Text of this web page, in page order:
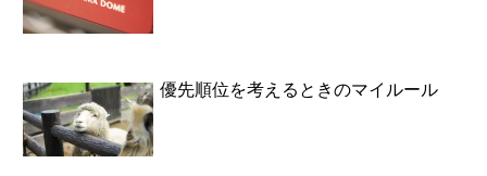
優先順位を考えるときのマイルール